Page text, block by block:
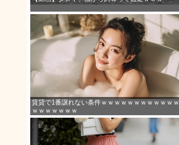
賃貸で1番譲れない条件ｗｗｗｗｗｗｗｗｗｗｗｗ
ｗｗｗｗｗｗｗ